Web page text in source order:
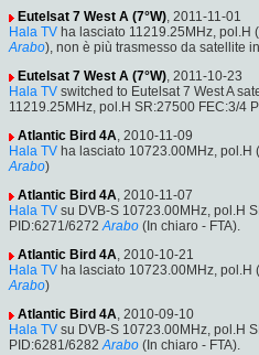
Eutelsat 7 West A (7°W), 2011-11-01
Hala TV ha lasciato 11219.25MHz, pol.H
Arabo), non è più trasmesso da satellite
Eutelsat 7 West A (7°W), 2011-10-23
Hala TV switched to Eutelsat 7 West A
11219.25MHz, pol.H SR:27500 FEC:3/4
Atlantic Bird 4A, 2010-11-09
Hala TV ha lasciato 10723.00MHz, pol.H
Arabo)
Atlantic Bird 4A, 2010-11-07
Hala TV su DVB-S 10723.00MHz, pol.H
PID:6271/6272 Arabo (In chiaro - FTA).
Atlantic Bird 4A, 2010-10-21
Hala TV ha lasciato 10723.00MHz, pol.H
Arabo)
Atlantic Bird 4A, 2010-09-10
Hala TV su DVB-S 10723.00MHz, pol.H
PID:6281/6282 Arabo (In chiaro - FTA).